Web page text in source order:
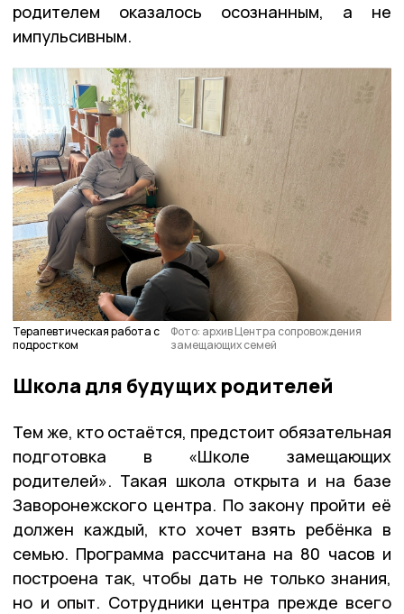
родителем оказалось осознанным, а не
импульсивным.
Терапевтическая работа с
подростком
Фото: архив Центра сопровождения
замещающих семей
Школа для будущих родителей
Тем же, кто остаётся, предстоит обязательная
подготовка в «Школе замещающих
родителей». Такая школа открыта и на базе
Заворонежского центра. По закону пройти её
должен каждый, кто хочет взять ребёнка в
семью. Программа рассчитана на 80 часов и
построена так, чтобы дать не только знания,
но и опыт. Сотрудники центра прежде всего